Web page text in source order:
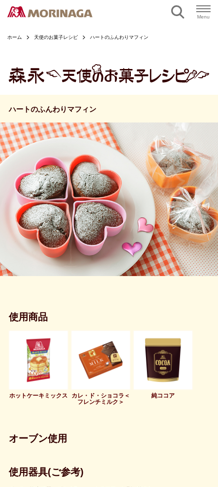
Menu
ホーム 天使のお菓子レシピ ハートのふんわりマフィン
ハートのふんわりマフィン
使用商品
ホットケーキミックス
カレ・ド・ショコラ＜
フレンチミルク＞
純ココア
オーブン使用
使用器具(ご参考)